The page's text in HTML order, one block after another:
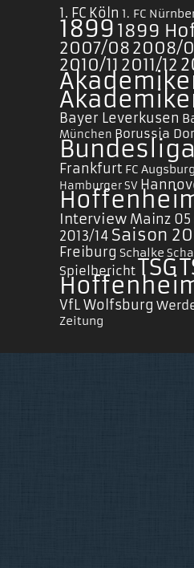
1. FC Köln 1. FC
1899 1899
2007/082008/
2010/11 2011/12
Bayer Leverkusen
München Borussia
Bundesliga
Frankfurt FC Augsburg
Hamburger SV
Interview Mainz 05
2013/14 Saison
Freiburg Schalke
SpielberichtTSG
VfL Wolfsburg
Zeitung